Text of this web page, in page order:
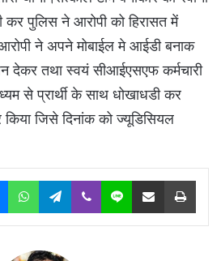
कर पुलिस ने आरोपी को हिरासत में
ने अपने मोबाईल मे आईडी बनाक
देकर तथा स्वयं सीआईएसएफ कर्मचारी
से प्रार्थी के साथ धोखाधडी कर
किया जिसे दिनांक को ज्यूडिसियल
MessengerWhatsAppTelegram
Viber Line Share via Email Print